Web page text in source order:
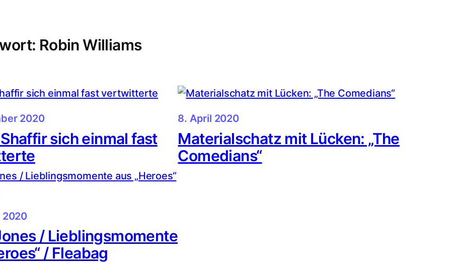
Robin Williams
2020
sich einmal fast
8. April 2020
Materialschatz mit Lücken: „The
Comedians“
2020
/ Lieblingsmomente
/ Fleabag